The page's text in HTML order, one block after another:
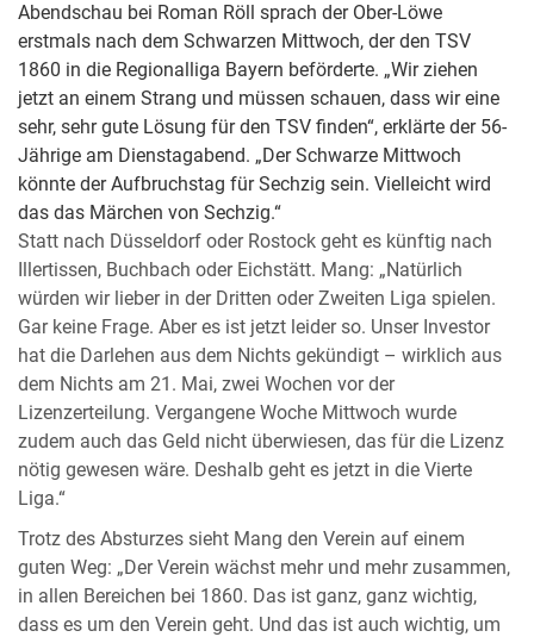
Abendschau bei Roman Röll sprach der Ober-Löwe
erstmals nach dem Schwarzen Mittwoch, der den TSV
1860 in die Regionalliga Bayern beförderte. „Wir ziehen
jetzt an einem Strang und müssen schauen, dass wir eine
sehr, sehr gute Lösung für den TSV finden“, erklärte der 56-
Jährige am Dienstagabend. „Der Schwarze Mittwoch
könnte der Aufbruchstag für Sechzig sein. Vielleicht wird
das das Märchen von Sechzig.“
Statt nach Düsseldorf oder Rostock geht es künftig nach
Illertissen, Buchbach oder Eichstätt. Mang: „Natürlich
würden wir lieber in der Dritten oder Zweiten Liga spielen.
Gar keine Frage. Aber es ist jetzt leider so. Unser Investor
hat die Darlehen aus dem Nichts gekündigt – wirklich aus
dem Nichts am 21. Mai, zwei Wochen vor der
Lizenzerteilung. Vergangene Woche Mittwoch wurde
zudem auch das Geld nicht überwiesen, das für die Lizenz
nötig gewesen wäre. Deshalb geht es jetzt in die Vierte
Liga.“
Trotz des Absturzes sieht Mang den Verein auf einem
guten Weg: „Der Verein wächst mehr und mehr zusammen,
in allen Bereichen bei 1860. Das ist ganz, ganz wichtig,
dass es um den Verein geht. Und das ist auch wichtig, um